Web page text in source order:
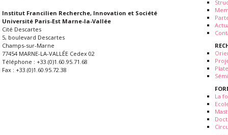
Institut Francilien Recherche, Innovation et Société
Université Paris-Est Marne-la-Vallée
Cité Descartes
5, boulevard Descartes
Champs-sur-Marne
77454 MARNE-LA-VALLÉE Cedex 02
Téléphone : +33.(0)1.60.95.71.68
Fax : +33.(0)1.60.95.72.38
La